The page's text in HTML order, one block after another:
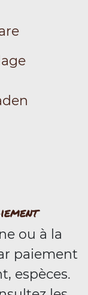
ou à la
paiement
espèces.